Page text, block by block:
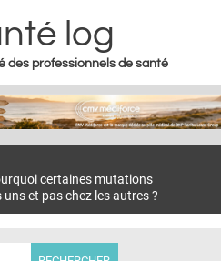
navigation
log
des professionnels de santé
certaines mutations
et pas chez les autres ?